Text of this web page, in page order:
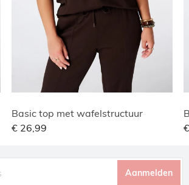
Basic top met wafelstructuur
€ 26,99
Aanmelden